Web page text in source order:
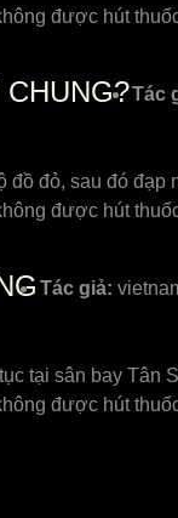
được hút
Tác
đồ đỏ, sau đó đạp
được hút
Tác giả:
tại sân bay Tân
được hút